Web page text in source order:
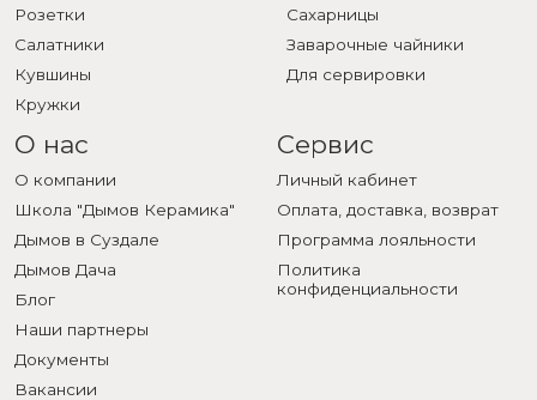
Розетки
Салатники
Кувшины
Кружки
Сахарницы
Заварочные чайники
Для сервировки
О нас
О компании
Школа "Дымов Керамика"
Дымов в Суздале
Дымов Дача
Блог
Наши партнеры
Документы
Вакансии
Сервис
Личный кабинет
Оплата, доставка, возврат
Программа лояльности
Политика
конфиденциальности